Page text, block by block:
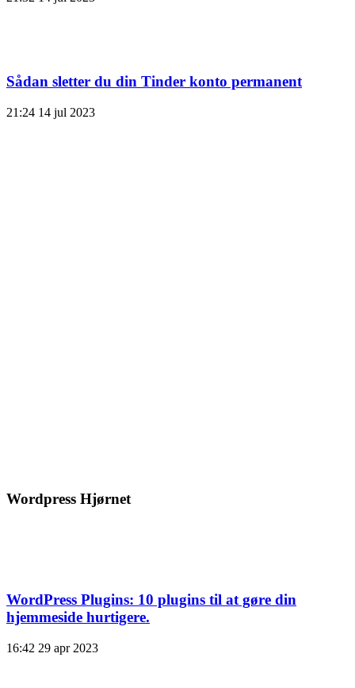
Sådan sletter du din Tinder konto permanent
21:24 14 jul 2023
Wordpress Hjørnet
WordPress Plugins: 10 plugins til at gøre din
hjemmeside hurtigere.
16:42 29 apr 2023